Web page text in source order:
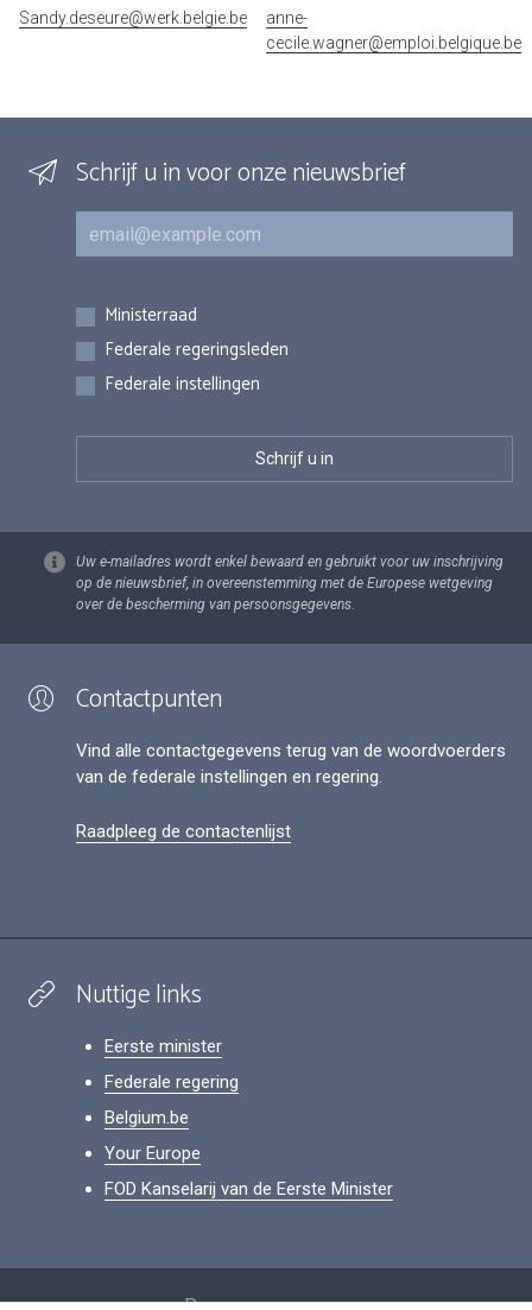
Sandy.deseure@werk.belgie.be
anne-
cecile.wagner@emploi.belgique.be
Schrijf u in voor onze nieuwsbrief
E-mail
Inschrijvingen
Ministerraad
Federale regeringsleden
Federale instellingen
Uw e-mailadres wordt enkel bewaard en gebruikt voor uw inschrijving
op de nieuwsbrief, in overeenstemming met de Europese wetgeving
over de bescherming van persoonsgegevens.
Contactpunten
Vind alle contactgegevens terug van de woordvoerders
van de federale instellingen en regering.
Raadpleeg de contactenlijst
Nuttige links
Eerste minister
Federale regering
Belgium.be
Your Europe
FOD Kanselarij van de Eerste Minister